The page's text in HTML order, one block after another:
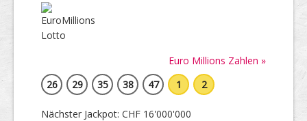
Euro Millions Zahlen »
26
29 35 38 47 1 2
Nächster Jackpot: CHF 16'000'000